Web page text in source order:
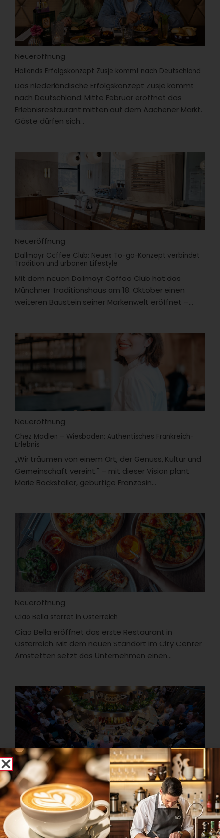
Neueröffnung
Hollands Erfolgskonzept Zusje kommt nach Deutschland
Das niederländische Erfolgskonzept Zusje kommt
nach Deutschland: Mitte Februar eröffnet das
Erlebnisrestaurant mitten auf dem Aachener Markt.
Gäste dürfen sich...
Neueröffnung
Dallmayr Coffee Club: Neues To-go-Konzept verbindet
Tradition und urbanen Lifestyle
Mit dem neuen Dallmayr Coffee Club hat das
Münchner Traditionshaus am 18. Oktober einen
weiteren Baustein seiner Markenwelt eröffnet –...
Neueröffnung
Chez Madlen – Wiesbaden: Authentisches Frankreich-
Erlebnis
„Wir träumen von einem Ort, der Genuss, Kultur und
Gemeinschaft vereint." – mit dieser Vision plant
Marie Bockstaller, gebürtige Französin...
Neueröffnung
Ciao Bella startet in Österreich
Ciao Bella eröffnet das erste Restaurant in
Österreich. Mit dem neuen Standort im City Center
Amstetten setzt das Unternehmen einen...
Wiedereröffnung
Nach kurzzeitiger Schließung: Le big TamTam wieder
geöffnet
Das Le big TamTam in Hamburg hat wieder
geöffnet. Einen Monat nach der kurzzeitigen